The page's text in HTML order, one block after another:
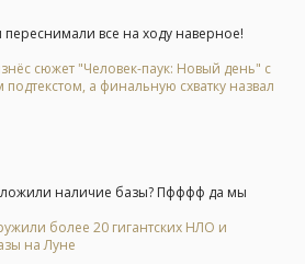
все на ходу наверное!
сюжет "Человек-паук: Новый день" с
а финальную схватку назвал
наличие базы? Пфффф да мы
более 20 гигантских НЛО и
на Луне